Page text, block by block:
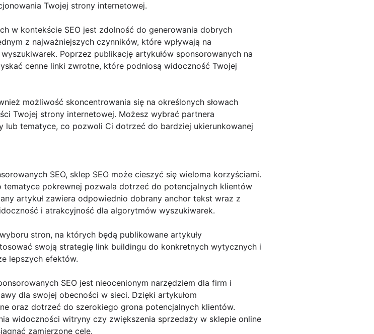
Twojej strony internetowej.
w kontekście SEO jest zdolność do generowania dobrych
z najważniejszych czynników, które wpływają na
Poprzez publikację artykułów sponsorowanych na
cenne linki zwrotne, które podniosą widoczność Twojej
możliwość skoncentrowania się na określonych słowach
Twojej strony internetowej. Możesz wybrać partnera
lub tematyce, co pozwoli Ci dotrzeć do bardziej ukierunkowanej
SEO, sklep SEO może cieszyć się wieloma korzyściami.
tematyce pokrewnej pozwala dotrzeć do potencjalnych klientów
artykuł zawiera odpowiednio dobrany anchor tekst wraz z
i atrakcyjność dla algorytmów wyszukiwarek.
stron, na których będą publikowane artykuły
swoją strategię link buildingu do konkretnych wytycznych i
lepszych efektów.
SEO jest nieocenionym narzędziem dla firm i
dla swojej obecności w sieci. Dzięki artykułom
oraz dotrzeć do szerokiego grona potencjalnych klientów.
widoczności witryny czy zwiększenia sprzedaży w sklepie online
zamierzone cele.